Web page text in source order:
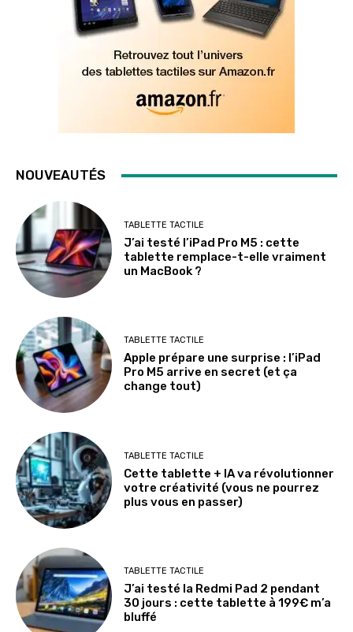
NOUVEAUTÉS
TABLETTE TACTILE
J’ai testé l’iPad Pro M5 : cette
tablette remplace-t-elle vraiment
un MacBook ?
TABLETTE TACTILE
Apple prépare une surprise : l’iPad
Pro M5 arrive en secret (et ça
change tout)
TABLETTE TACTILE
Cette tablette + IA va révolutionner
votre créativité (vous ne pourrez
plus vous en passer)
TABLETTE TACTILE
J’ai testé la Redmi Pad 2 pendant
30 jours : cette tablette à 199€ m’a
bluffé